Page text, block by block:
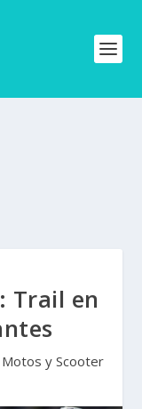
Trail en
y Scooter